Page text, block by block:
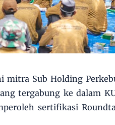
mitra Sub Holding
tergabung ke dalam
sertifikasi